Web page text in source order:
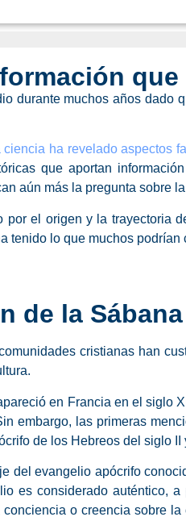
durante muchos años
ciencia ha revelado aspectos
que aportan
aún más la pregunta sobre
por el origen y la trayectoria
tenido lo que muchos
de la
cristianas han
en Francia en el siglo
embargo, las primeras
de los Hebreos del siglo
del evangelio apócrifo
es considerado auténtico,
o creencia sobre